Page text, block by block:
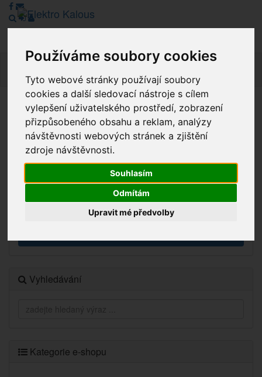
Používáme soubory cookies
Tyto webové stránky používají soubory
cookies a další sledovací nástroje s cílem
vylepšení uživatelského prostředí, zobrazení
přizpůsobeného obsahu a reklam, analýzy
návštěvnosti webových stránek a zjištění
zdroje návštěvnosti.
Souhlasím
Odmítám
Upravit mé předvolby
Vážení zákazníci, v tuto chvíli je Náš internetový obchod v
režimu Katalogu. Objednávky on-line nyní nelze vyřídit.
Děkujeme za pochopení.
Výprodej
Vyhledávání
Kategorie e-shopu